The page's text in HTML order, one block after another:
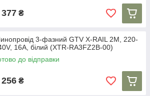
377 ₴
3-фазний GTV X-RAIL 2M, 220-
16A, білий (XTR-RA3FZ2B-00)
до відправки
₴